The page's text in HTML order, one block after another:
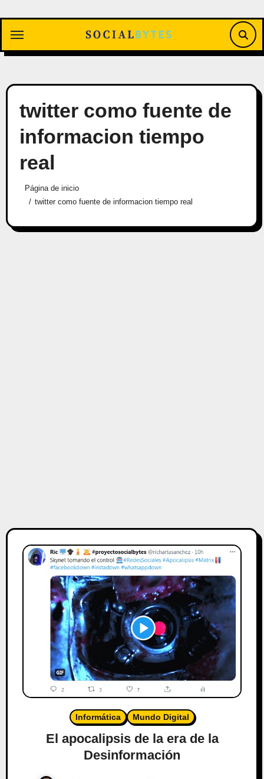
contenido
twitter como fuente de
informacion tiempo
real
Página de inicio
twitter como fuente de informacion tiempo real
Informática Mundo Digital
El apocalipsis de la era de la
Desinformación